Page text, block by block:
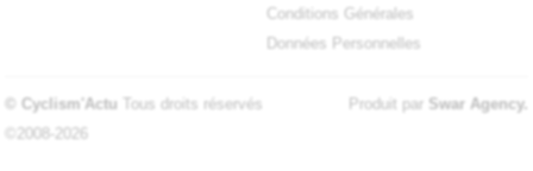
Conditions Générales
Données Personnelles
© Cyclism'Actu Tous droits réservés
©2008-2026
Produit par Swar Agency.